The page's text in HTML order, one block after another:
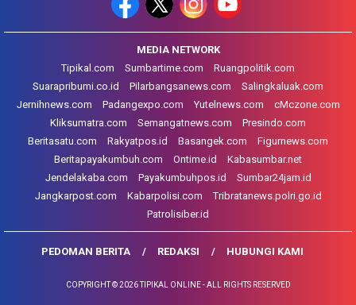
MEDIA NETWORK
Tipikal.com
Sumbartime.com
Ruangpolitik.com
Suarapribumi.co.id
Pilarbangsanews.com
Salingkaluak.com
Jernihnews.com
Padangexpo.com Yutelnews.com
cMczone.com
Kliksumatra.com
Semangatnews.com
Presindo.com
Beritasatu.com
Rakyatpos.id Basangek.com
Figurnews.com
Beritapayakumbuh.com
Ontime.id
Kabasumbar.net
Jendelakaba.com
Payakumbuhpos.id
Sumbar24jam.id
Jangkarpost.com
Kabarpolisi.com
Tribratanews.polri.go.id
Patrolisiber.id
PEDOMAN BERITA REDAKSI HUBUNGI KAMI
COPYRIGHT © 2026 TIPIKAL ONLINE - ALL RIGHTS RESERVED